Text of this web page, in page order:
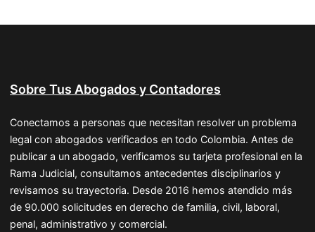
Sobre Tus Abogados y Contadores
Conectamos a personas que necesitan resolver un problema
legal con abogados verificados en todo Colombia. Antes de
publicar a un abogado, verificamos su tarjeta profesional en la
Rama Judicial, consultamos antecedentes disciplinarios y
revisamos su trayectoria. Desde 2016 hemos atendido más
de 90.000 solicitudes en derecho de familia, civil, laboral,
penal, administrativo y comercial.